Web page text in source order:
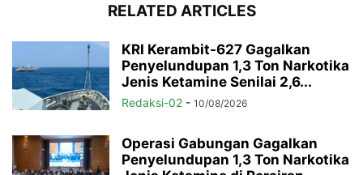
RELATED ARTICLES
KRI Kerambit-627 Gagalkan
Penyelundupan 1,3 Ton Narkotika
Jenis Ketamine Senilai 2,6...
Redaksi-02 - 10/08/2026
Operasi Gabungan Gagalkan
Penyelundupan 1,3 Ton Narkotika